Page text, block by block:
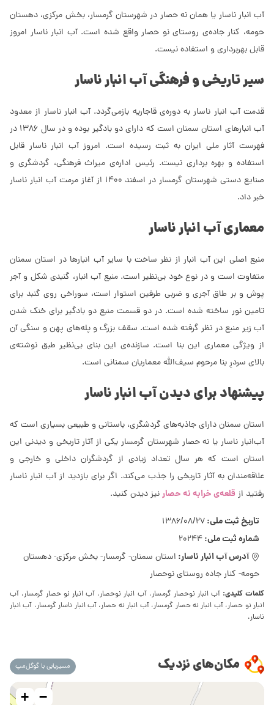
آب انبار ناسار یا همان نه حصار در شهرستان گرمسار، بخش مرکزی، دهستان
حومه، کنار جاده‌ی روستای نو حصار واقع شده است. آب انبار ناسار امروز
قابل بهربرداری و استفاده نیست.
سیر تاریخی و فرهنگی آب انبار ناسار
قدمت آب انبار ناسار به دوره‌ی قاجاریه بازمی‌گردد. آب انبار ناسار از معدود
آب انبارهای استان سمنان است که دارای دو بادگیر بوده و در سال 1386 در
فهرست آثار ملی ایران به ثبت رسیده است. امروز آب انبار ناسار قابل
استفاده و بهره برداری نیست. رئیس اداره‌ی میراث فرهنگی، گردشگری و
صنایع دستی شهرستان گرمسار در اسفند 1400 از آغاز مرمت آب انبار ناسار
خبر داد.
معماری آب انبار ناسار
منبع اصلی این آب انبار از نظر ساخت با سایر آب انبارها در استان سمنان
متفاوت است و در نوع خود بی‌نظیر است. منبع آب انبار، گنبدی شکل و آجر
پوش و بر طاق آجری و ضربی طرفین استوار است، سوراخی روی گنبد برای
تامین نور ساخته شده است. در دو قسمت منبع دو بادگیر برای خنک شدن
آب زیر منبع در نظر گرفته ‌شده است. سقف بزرگ و پله‌های پهن و سنگی آن
از ویژگی معماری این بنا است. سازنده‌ی این بنای بی‌نظیر طبق نوشته‌ی
بالای سردرِ بنا مرحوم سیف‌الله معماریان سمنانی است.
پیشنهاد برای دیدن آب انبار ناسار
استان سمنان دارای جاذبه‌های گردشگری، باستانی و طبیعی بسیاری است که
آب‌انبار ناسار یا نه حصار شهرستان گرمسار یکی از آثار تاریخی و دیدنی این
استان است که هر سال تعداد زیادی از گردشگران داخلی و خارجی و
علاقه‌مندان به آثار تاریخی را جذب می‌کند. اگر برای بازدید از آب انبار ناسار
رفتید از قلعه‌ی خرابه نه حصارنیز دیدن کنید.
تاریخ ثبت ملی:1386/08/27
شماره ثبت ملی:20244
آدرس آب انبار ناسار: استان سمنان- گرمسار- بخش مرکزی- دهستان
حومه- کنار جاده روستای نوحصار
کلمات کلیدی:آب انبار نوحصار گرمسار، آب انبار نوحصار، آب انبار نو حصار گرمسار، آب
انبار نو حصار، آب انبار نه حصار گرمسار، آب انبار نه حصار، آب انبار ناسار گرمسار، آب انبار
ناسار،
مکان‌های نزدیک مسیریابی با گوگل‌مپ
+ −